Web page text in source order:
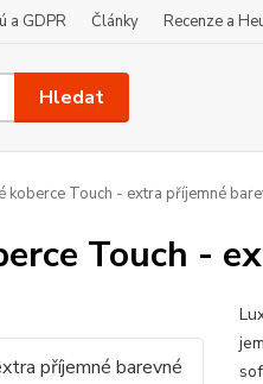
a GDPR Články Recenze a
Hledat
koberce Touch - extra příjemné
Touch -